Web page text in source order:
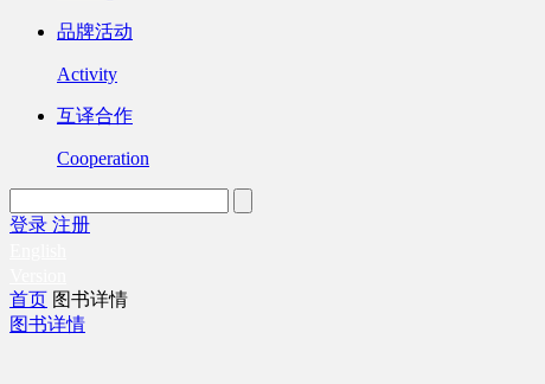
品牌活动
Activity
互译合作
Cooperation
登录 注册
首页 图书详情
图书详情